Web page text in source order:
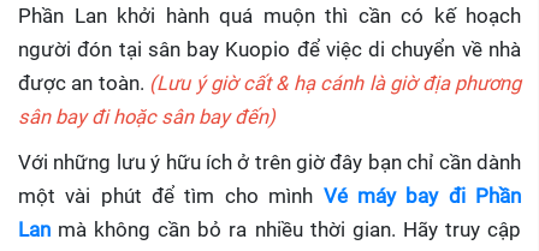
Phần Lan khởi hành quá muộn thì cần có kế hoạch
người đón tại sân bay Kuopio để việc di chuyển về nhà
được an toàn. (Lưu ý giờ cất & hạ cánh là giờ địa phương
sân bay đi hoặc sân bay đến)
Với những lưu ý hữu ích ở trên giờ đây bạn chỉ cần dành
một vài phút để tìm cho mình Vé máy bay đi Phần
Lan mà không cần bỏ ra nhiều thời gian. Hãy truy cập